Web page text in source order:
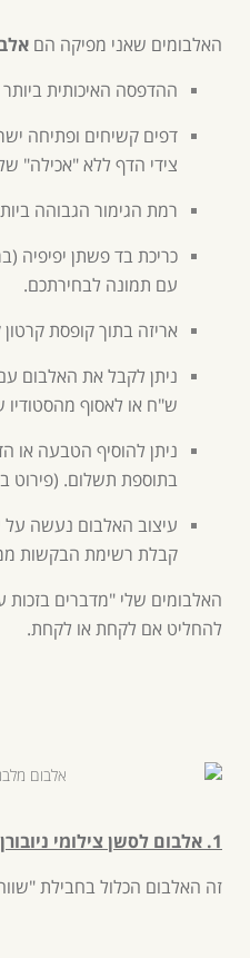
האלבומים שאני מפיקה הם
ההדפסה האיכותית
דפים קשיחים ופתיחה
צידי הדף ללא "אכילה"
רמת הגימור הגבוהה
כריכת בד פשתן יפיפיה
עם תמונה לבחירתכם.
אריזה בתוך קופסת
ש"ח או לאסוף מהסטודיו
ניתן להוסיף הטבעה או
בתוספת תשלום. (פירוט
עיצוב האלבום נעשה על
קבלת רשימת הבקשות
האלבומים שלי "מדברים בזכות
להחליט אם לקחת או לקחת.
1. אלבום לסשן צילומי ניובורן או משפחה
זה האלבום הכלול בחבילת